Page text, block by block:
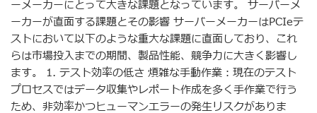
ーメーカーにとって大きな課題となっています。 サーバーメ
ーカーが直面する課題とその影響 サーバーメーカーはPCIeテ
ストにおいて以下のような重大な課題に直面しており、これ
らは市場投入までの期間、製品性能、競争力に大きく影響し
ます。 1. テスト効率の低さ 煩雑な手動作業：現在のテスト
プロセスではデータ収集やレポート作成を多く手作業で行う
ため、非効率かつヒューマンエラーの発生リスクがありま